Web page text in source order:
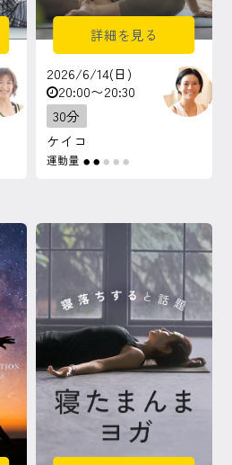
詳細を見る
2026/6/14(日)
20:00〜20:30
30分
ケイコ
運動量 ● ● ● ● ●